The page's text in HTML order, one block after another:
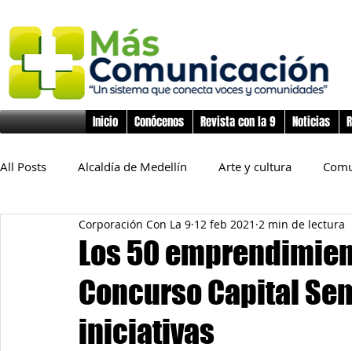
Inicio Conócenos Revista con la 9 Noticias
All Posts Alcaldía de Medellín Arte y cultura
Educación Derechos Humanos Deporte
Inclusión Social Infancia y preadolescencia
Los 50
Concurso Capital
iniciativas
Corporación Con La 9 12 feb 2021 2 min de lectura